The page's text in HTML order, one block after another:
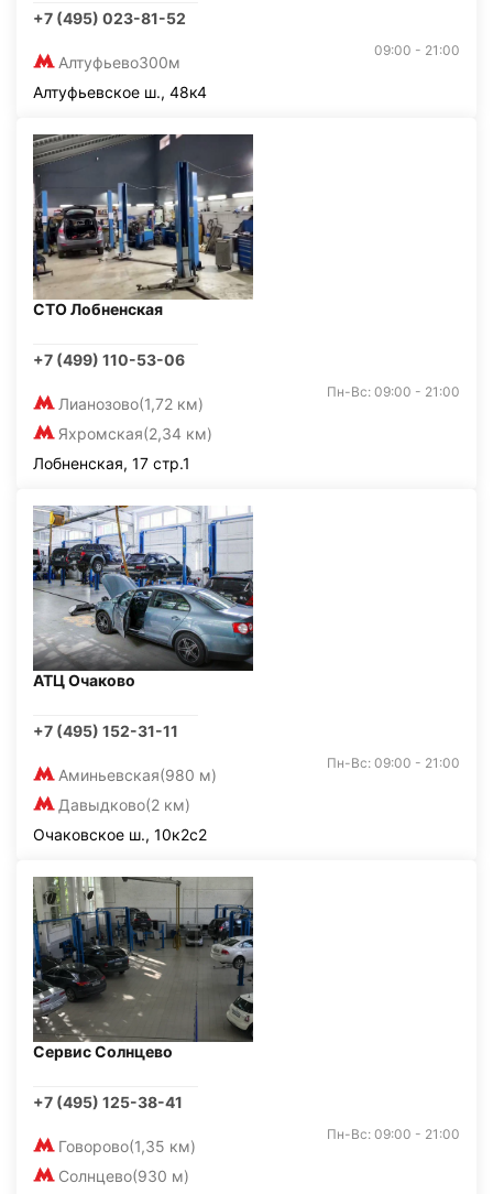
+7 (495) 023-81-52
Алтуфьево300м
09:00 - 21:00
Алтуфьевское ш., 48к4
СТО Лобненская
+7 (499) 110-53-06
Лианозово(1,72 км)
Яхромская(2,34 км)
Пн-Вс: 09:00 - 21:00
Лобненская, 17 стр.1
АТЦ Очаково
+7 (495) 152-31-11
Аминьевская(980 м)
Давыдково(2 км)
Пн-Вс: 09:00 - 21:00
Очаковское ш., 10к2с2
Сервис Солнцево
+7 (495) 125-38-41
Говорово(1,35 км)
Солнцево(930 м)
Пн-Вс: 09:00 - 21:00